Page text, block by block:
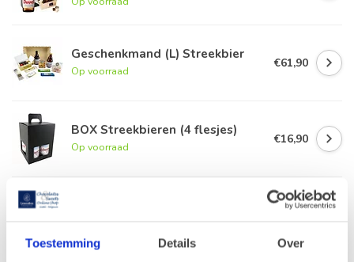
Toestemming Details Over
Geschenkmand (L) Streekbier
Op voorraad
€61,90
BOX Streekbieren (4 flesjes)
Op voorraad
€16,90
€1,00